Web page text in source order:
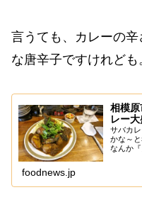
言うても、カレーの
な唐辛子ですけれども
相模
レー
サバカ
かな～
なんか
や、前
foodnews.jp